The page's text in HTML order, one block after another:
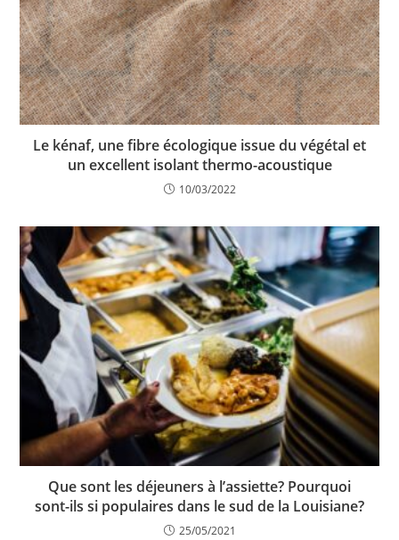
Le kénaf, une fibre écologique issue du végétal et
un excellent isolant thermo-acoustique
10/03/2022
Que sont les déjeuners à l’assiette? Pourquoi
sont-ils si populaires dans le sud de la Louisiane?
25/05/2021